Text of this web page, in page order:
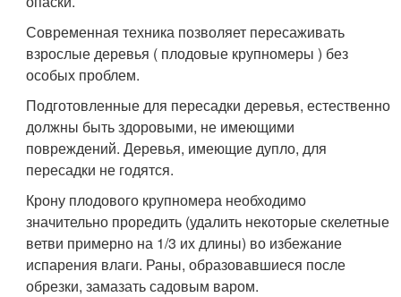
Современная техника позволяет пересаживать
взрослые деревья ( плодовые крупномеры ) без
особых проблем.
Подготовленные для пересадки деревья, естественно
должны быть здоровыми, не имеющими
повреждений. Деревья, имеющие дупло, для
пересадки не годятся.
Крону плодового крупномера необходимо
значительно проредить (удалить некоторые скелетные
ветви примерно на 1/3 их длины) во избежание
испарения влаги. Раны, образовавшиеся после
обрезки, замазать садовым варом.